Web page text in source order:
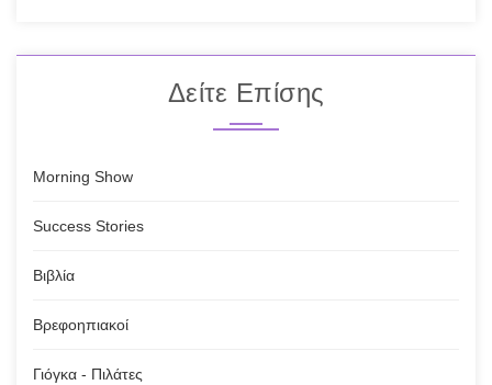
Δείτε Επίσης
Morning Show
Success Stories
Βιβλία
Βρεφοηπιακοί
Γιόγκα - Πιλάτες